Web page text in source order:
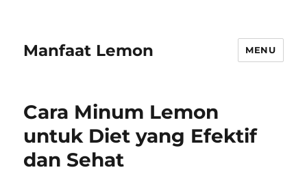
Manfaat Lemon MENU
Cara Minum Lemon
untuk Diet yang Efektif
dan Sehat